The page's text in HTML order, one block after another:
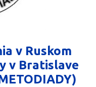
v Ruskom
v Bratislave